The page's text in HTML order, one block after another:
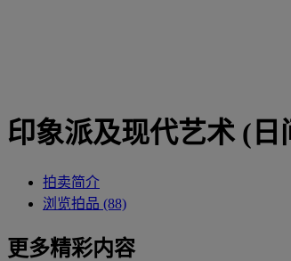
印象派及现代艺术 (日
拍卖简介
浏览拍品 (88)
更多精彩内容